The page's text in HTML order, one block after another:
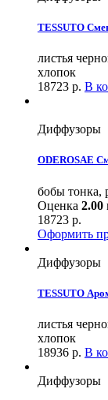
TESSUTO
листья
хлопок
18723 р. В
Диффузоры
ODEROSAE
бобы тонка,
Оценка 2.00
18723 р.
Оформить
Диффузоры
TESSUTO
листья
хлопок
18936 р. В
Диффузоры